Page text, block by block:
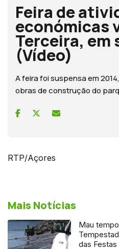
Feira de
económicas
Terceira, em
(Vídeo)
A feira foi suspensa em
obras de construção do
RTP/Açores
Mais Notícias
Mau
das Festas